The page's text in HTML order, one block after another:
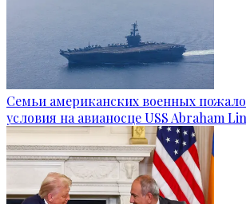
Семьи американских военных
условия на авианосце USS Abraham